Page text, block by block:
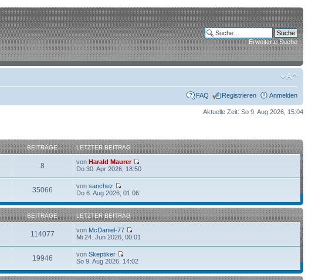
Erweiterte Suche
FAQ Registrieren Anmelden
Aktuelle Zeit: So 9. Aug 2026, 15:04
BEITRÄGE LETZTER BEITRAG
8 vonHarald Maurer
Do 30. Apr 2026, 18:50
35066 vonsanchez
Do 6. Aug 2026, 01:06
BEITRÄGE LETZTER BEITRAG
114077 von McDaniel-77
Mi 24. Jun 2026, 00:01
19946 vonSkeptiker
So 9. Aug 2026, 14:02